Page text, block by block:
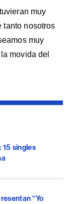
muy
tanto nosotros
muy
movida del
15 singles
“Yo